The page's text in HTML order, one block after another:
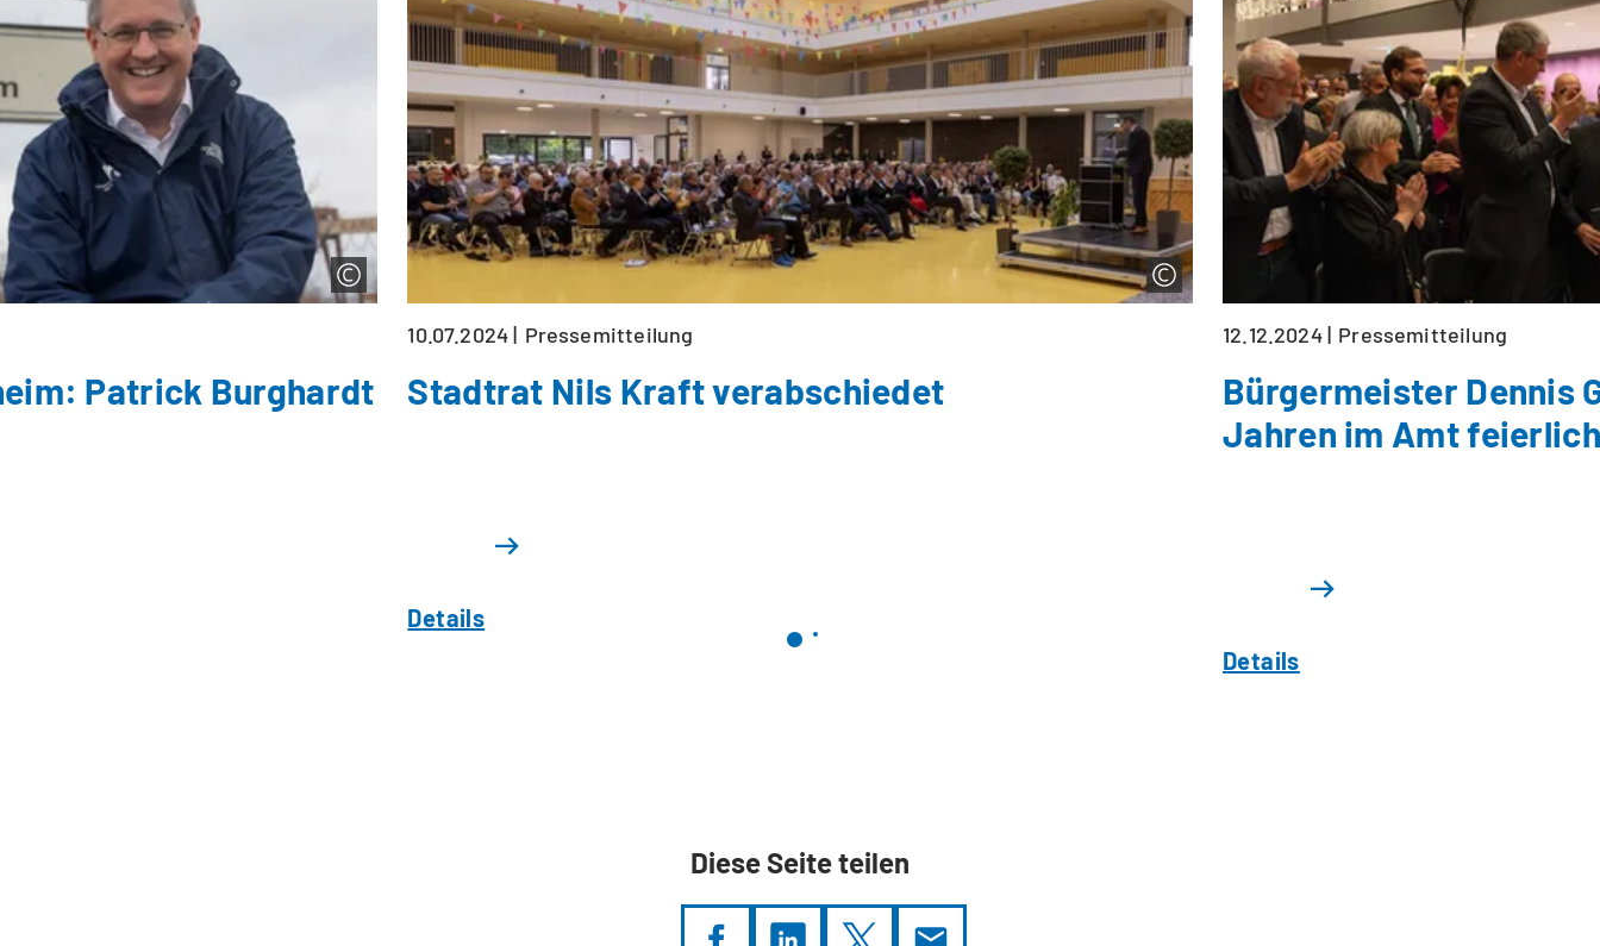
Patrick Burghardt
10.07.2024 Pressemitteilung
Stadtrat Nils Kraft verabschiedet
Details
12.12.2024 Pressemitteilung
Bürgermeister Dennis
Jahren im Amt
Details
Diese Seite teilen